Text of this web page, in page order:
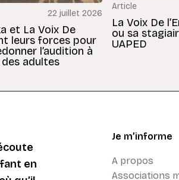
22 juillet 2026
et La Voix De
leurs forces pour
l’audition à
adultes
Article
La Voix De
ou sa
UAPED
en
Je m’informe
A propos
Associations